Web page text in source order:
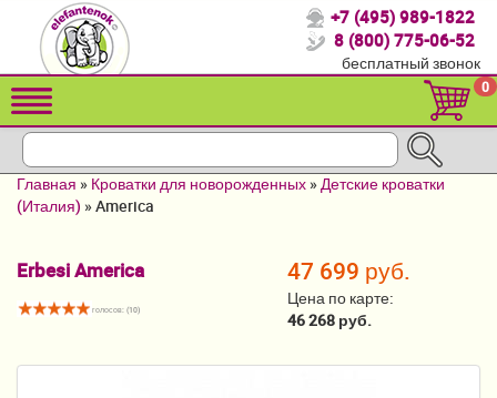
Спасибо, что выбрали нас!
Распродажа!
Детские коляски
Кроватки для новорожденных
+7 (495) 989-1822
8 (800) 775-06-52
бесплатный звонок
0
Главная » Кроватки для новорожденных »Детские кроватки
(Италия) »America
Erbesi America
голосов: (10)
47 699 руб.
Цена по карте:
46 268 руб.